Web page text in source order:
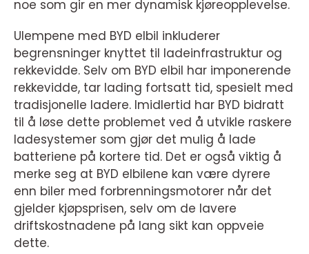
noe som gir en mer dynamisk kjøreopplevelse.
Ulempene med BYD elbil inkluderer
begrensninger knyttet til ladeinfrastruktur og
rekkevidde. Selv om BYD elbil har imponerende
rekkevidde, tar lading fortsatt tid, spesielt med
tradisjonelle ladere. Imidlertid har BYD bidratt
til å løse dette problemet ved å utvikle raskere
ladesystemer som gjør det mulig å lade
batteriene på kortere tid. Det er også viktig å
merke seg at BYD elbilene kan være dyrere
enn biler med forbrenningsmotorer når det
gjelder kjøpsprisen, selv om de lavere
driftskostnadene på lang sikt kan oppveie
dette.